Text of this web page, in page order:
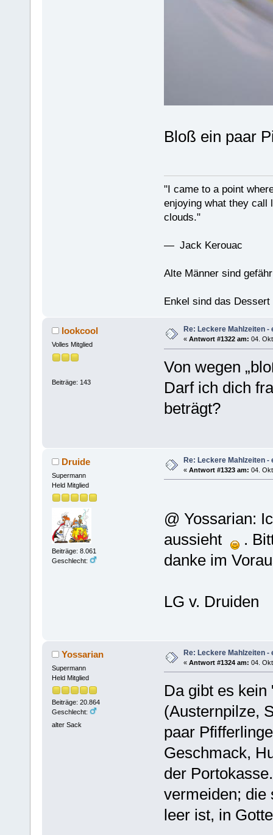
Bloß ein paar
"I came to a point
enjoying what they call
clouds."
— Jack Kerouac
Alte Männer sind
Enkel sind das
lookcool
Volles Mitglied
Beiträge: 143
Re: Leckere Mahlzeiten -
« Antwort #1322 am: 04.
Von wegen
Darf ich dich
beträgt?
Druide
Supermann
Held Mitglied
Beiträge: 8.061
Geschlecht:
Re: Leckere Mahlzeiten -
« Antwort #1323 am: 04.
@ Yossarian:
aussieht
.
danke im
LG v. Druiden
Yossarian
Supermann
Held Mitglied
Beiträge: 20.864
Geschlecht:
alter Sack
Re: Leckere Mahlzeiten -
« Antwort #1324 am: 04.
Da gibt es
(Austernpilze,
paar
Geschmack,
der
vermeiden; die
leer ist, in